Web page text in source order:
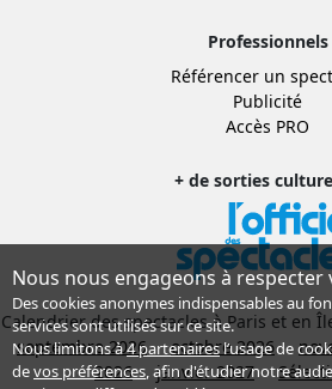
Professionnels
Référencer un
Publicité
Accès PRO
+ de sorties
Calendrier des spectacles à Paris et en
septembre 2026
octobre 2026
2026
janvier 2027
Nous nous engageons à
Des cookies anonymes indispensables au
services sont utilisés sur ce site.
Nous limitons à4 partenairesl’usage de
devos préférences, afin d'étudier notre